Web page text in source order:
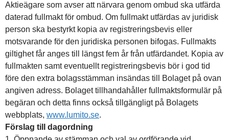
Aktieägare som avser att närvara genom ombud ska utfärda
daterad fullmakt för ombud. Om fullmakt utfärdas av juridisk
person ska bestyrkt kopia av registreringsbevis eller
motsvarande för den juridiska personen bifogas. Fullmakts
giltighet får anges till längst fem år från utfärdandet. Kopia av
fullmakten samt eventuellt registreringsbevis bör i god tid
före den extra bolagsstämman insändas till Bolaget på ovan
angiven adress. Bolaget tillhandahåller fullmaktsformulär på
begäran och detta finns också tillgängligt på Bolagets
webbplats, www.lumito.se.
Förslag till dagordning